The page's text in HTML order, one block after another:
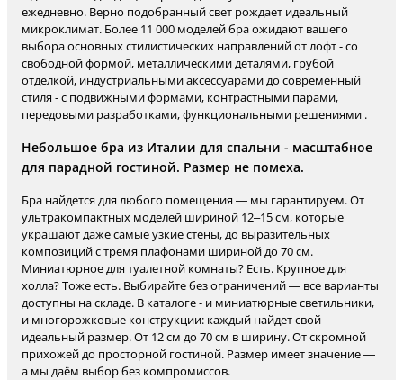
ежедневно. Верно подобранный свет рождает идеальный
микроклимат. Более 11 000 моделей бра ожидают вашего
выбора основных стилистических направлений от лофт - со
свободной формой, металлическими деталями, грубой
отделкой, индустриальными аксессуарами до современный
стиля - с подвижными формами, контрастными парами,
передовыми разработками, функциональными решениями .
Небольшое бра из Италии для спальни - масштабное
для парадной гостиной. Размер не помеха.
Бра найдется для любого помещения — мы гарантируем. От
ультракомпактных моделей шириной 12–15 см, которые
украшают даже самые узкие стены, до выразительных
композиций с тремя плафонами шириной до 70 см.
Миниатюрное для туалетной комнаты? Есть. Крупное для
холла? Тоже есть. Выбирайте без ограничений — все варианты
доступны на складе. В каталоге - и миниатюрные светильники,
и многорожковые конструкции: каждый найдет свой
идеальный размер. От 12 см до 70 см в ширину. От скромной
прихожей до просторной гостиной. Размер имеет значение —
а мы даём выбор без компромиссов.